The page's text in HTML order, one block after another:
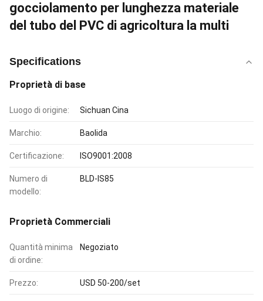
gocciolamento per lunghezza materiale
del tubo del PVC di agricoltura la multi
Specifications
Proprietà di base
Luogo di origine: Sichuan Cina
Marchio: Baolida
Certificazione: ISO9001:2008
Numero di
modello:
BLD-IS85
Proprietà Commerciali
Quantità minima
di ordine:
Negoziato
Prezzo: USD 50-200/set